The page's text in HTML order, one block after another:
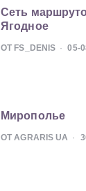
Сеть
Ягодное
ОТ FS_DENIS 05-
Мирополье
ОТ AGRARIS UA